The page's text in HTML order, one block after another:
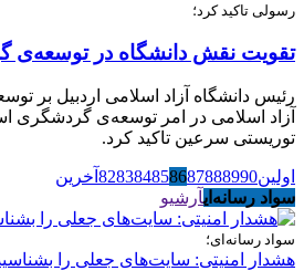
رسولی تاكید كرد؛
تقویت نقش دانشگاه در
رئیس دانشگاه آزاد اسلامی اردبیل بر
آزاد اسلامی در امر توسعه‌ی گردشگری
توریستی سرعین تاكید كرد.
اولین 828384858687888990
آخرین
سواد رسانه‌ایآرشیو
سواد رسانه‌ای؛
هشدار امنیتی: سایت‌های جعلی را